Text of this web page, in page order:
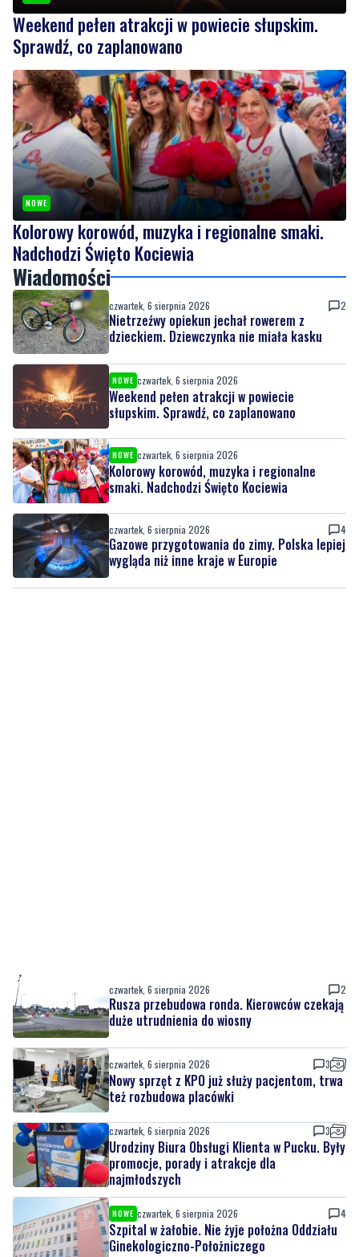
Weekend pełen atrakcji w powiecie słupskim.
Sprawdź, co zaplanowano
NOWE
Kolorowy korowód, muzyka i regionalne smaki.
Nadchodzi Święto Kociewia
Wiadomości
czwartek, 6 sierpnia 2026 2
Nietrzeźwy opiekun jechał rowerem z
dzieckiem. Dziewczynka nie miała kasku
NOWE czwartek, 6 sierpnia 2026
Weekend pełen atrakcji w powiecie
słupskim. Sprawdź, co zaplanowano
NOWE czwartek, 6 sierpnia 2026
Kolorowy korowód, muzyka i regionalne
smaki. Nadchodzi Święto Kociewia
czwartek, 6 sierpnia 2026 4
Gazowe przygotowania do zimy. Polska lepiej
wygląda niż inne kraje w Europie
czwartek, 6 sierpnia 2026 2
Rusza przebudowa ronda. Kierowców czekają
duże utrudnienia do wiosny
czwartek, 6 sierpnia 2026 3
Nowy sprzęt z KPO już służy pacjentom, trwa
też rozbudowa placówki
czwartek, 6 sierpnia 2026 3
Urodziny Biura Obsługi Klienta w Pucku. Były
promocje, porady i atrakcje dla
najmłodszych
NOWE czwartek, 6 sierpnia 2026 4
Szpital w żałobie. Nie żyje położna Oddziału
Ginekologiczno-Położniczego